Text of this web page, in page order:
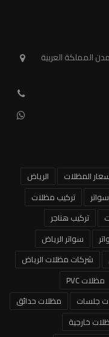
المملكة العربية
المظلات
الرياض
تركيب مظلات
تركيب هناجر
سواتر الرياض
شركات مظلات الرياض
مظلات PVC
جلسات
مظلات حدائق
خارجية